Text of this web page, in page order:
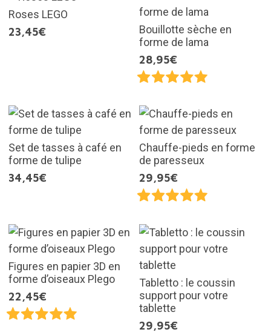
Roses LEGO
23,45€
Bouillotte sèche en
forme de lama
28,95€
Set de tasses à café en
forme de tulipe
34,45€
Chauffe-pieds en forme
de paresseux
29,95€
Figures en papier 3D en
forme d’oiseaux Plego
22,45€
Tabletto : le coussin
support pour votre
tablette
29,95€